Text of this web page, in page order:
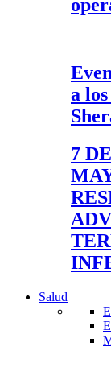
a
7
Salud